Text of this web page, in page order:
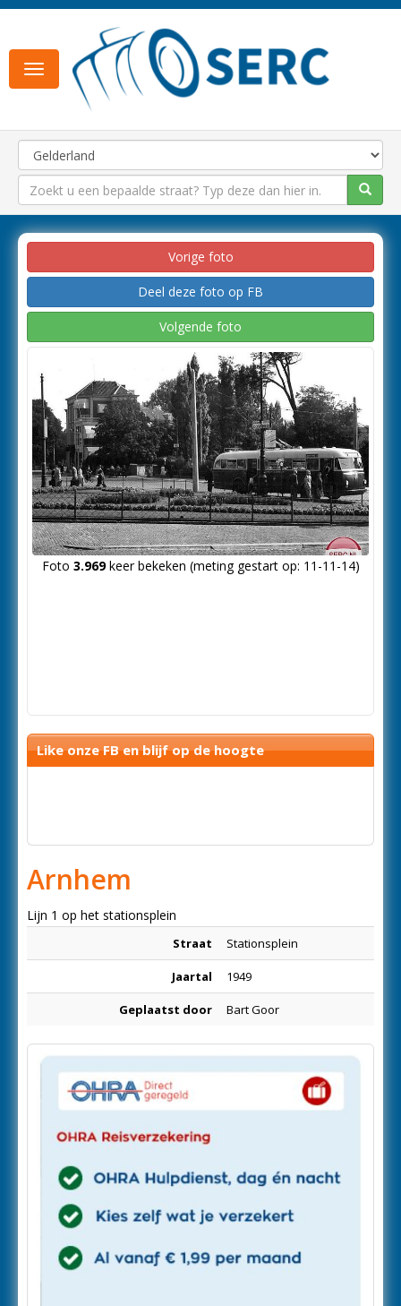
Toggle
navigation
Vorige foto
Deel deze foto op FB
Volgende foto
Foto 3.969keer bekeken (meting gestart op: 11-11-14)
Like onze FB en blijf op de hoogte
Arnhem
Lijn 1 op het stationsplein
Straat Stationsplein
Jaartal 1949
Geplaatst door Bart Goor